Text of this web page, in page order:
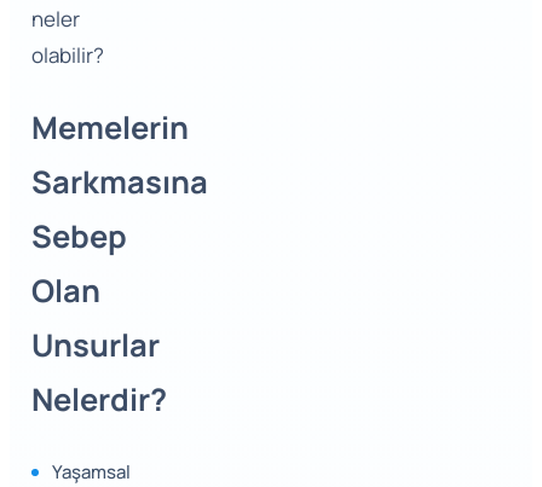
neler
olabilir?
Memelerin
Sarkmasına
Sebep
Olan
Unsurlar
Nelerdir?
Yaşamsal